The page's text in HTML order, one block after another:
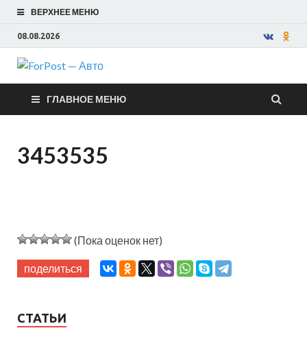
ВЕРХНЕЕ МЕНЮ
08.08.2026
ForPost —
Авто
ГЛАВНОЕ МЕНЮ
3453535
(Пока оценок нет)
поделиться
СТАТЬИ